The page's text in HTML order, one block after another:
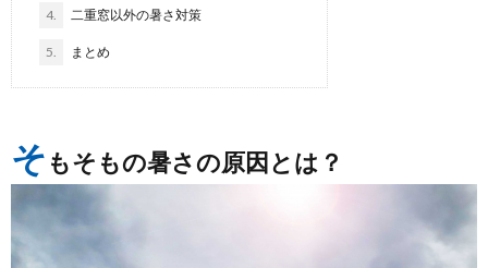
4. 二重窓以外の暑さ対策
5. まとめ
そ もそもの暑さの原因とは？